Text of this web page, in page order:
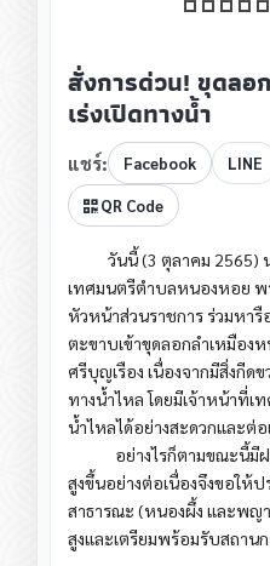
สั่งการด่วน! ขุดลอ
เร่งเปิดทางน้ำ
แชร์: Facebook LINE
QR Code
วันนี้ (3 ตุลาคม 2565) น
เทศมนตรีตำบลหนองหอย
หัวหน้าส่วนราชการ ร่วมหา
ตะขาบเข้าขุดลอกลำเหมือง
ศรีบุญเรือง เนื่องจากมีสิ่งกีด
ทางน้ำไหล โดยมีเจ้าหน้าที่เ
น้ำไหลได้อย่างสะดวกและต่อ
อย่างไรก็ตามขณะนี้มีฝน
สูงขึ้นอย่างต่อเนื่องจึงขอให้
สาธารณะ (หนองผึ้ง และพญ
สูงและเตรียมพร้อมรับสถาน